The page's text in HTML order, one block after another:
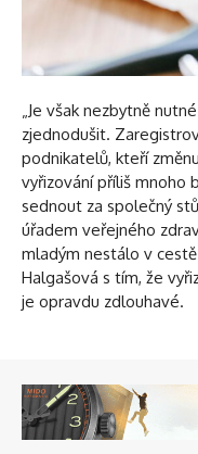
„Je však nezbytně
zjednodušit.
podnikatelů, kteří
vyřizování příliš mnoho
sednout za společný
úřadem veřejného
mladým nestálo v
Halgašová s tím, že
je opravdu zdlouhavé.